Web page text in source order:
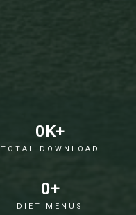
TOTAL DOWNLOAD
0K+
DIET MENUS
0+